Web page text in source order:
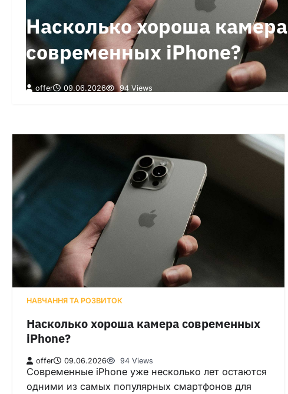
Насколько хороша камера
современных iPhone?
offer 09.06.2026 94 Views
НАВЧАННЯ ТА РОЗВИТОК
Насколько хороша камера современных
iPhone?
offer 09.06.2026 94 Views
Современные iPhone уже несколько лет остаются
одними из самых популярных смартфонов для